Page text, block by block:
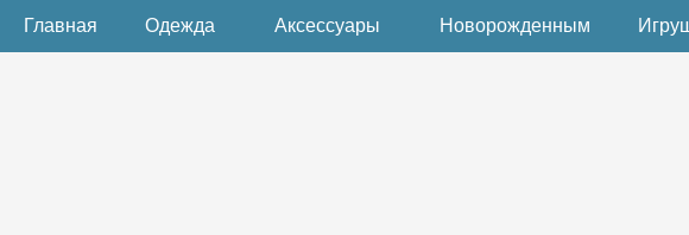
Главная Одежда Аксессуары Новорожденным